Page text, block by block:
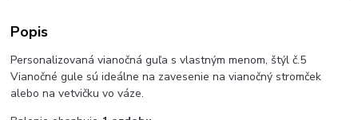
Popis
Personalizovaná vianočná guľa s vlastným menom, štýl č.5
Vianočné gule sú ideálne na zavesenie na vianočný stromček
alebo na vetvičku vo váze.